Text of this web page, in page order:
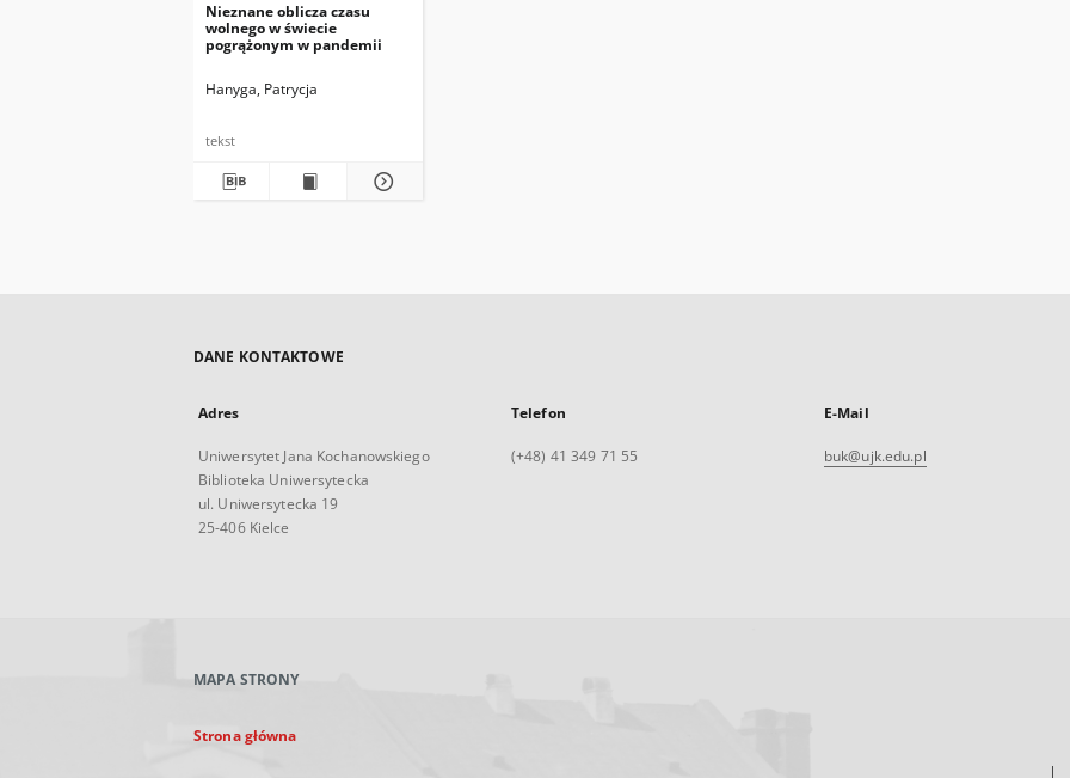
Nieznane oblicza czasu
wolnego w świecie
pogrążonym w pandemii
Hanyga, Patrycja
tekst
DANE KONTAKTOWE
Adres
Uniwersytet Jana Kochanowskiego
Biblioteka Uniwersytecka
ul. Uniwersytecka 19
25-406 Kielce
Telefon
(+48) 41 349 71 55
E-Mail
buk@ujk.edu.pl
MAPA STRONY
Strona główna